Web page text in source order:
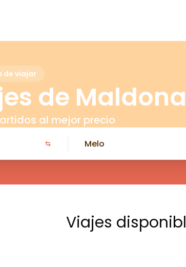
de viajar
de
al mejor precio
Viajes